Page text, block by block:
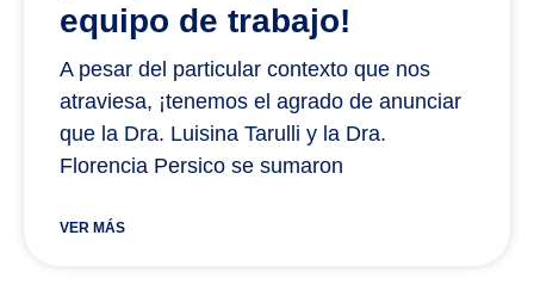
equipo de trabajo!
A pesar del particular contexto que nos
atraviesa, ¡tenemos el agrado de anunciar
que la Dra. Luisina Tarulli y la Dra.
Florencia Persico se sumaron
VER MÁS